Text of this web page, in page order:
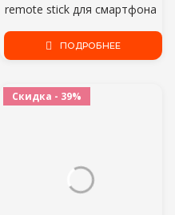
remote stick для смартфона
iphone tripode для держателя
мобильного телефона
ПОДРОБНЕЕ
Скидка - 39%